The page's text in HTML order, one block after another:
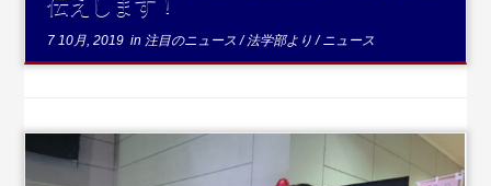
7 10月, 2019 in 注目のニュース/法学部より/ニュース